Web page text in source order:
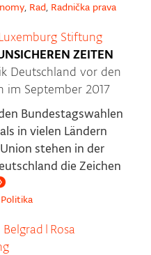
, Rad, Radnička prava
Stiftung
ZEITEN
Deutschland vor den
im September 2017
Bundestagswahlen
in vielen Ländern
stehen in der
die Zeichen
Politika
Belgrad | Rosa